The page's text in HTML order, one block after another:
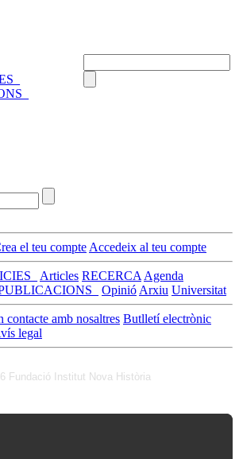
el teu compte Accedeix al teu compte
Articles RECERCA Agenda
Opinió Arxiu Universitat
contacte amb nosaltres Butlletí electrònic
legal
Fundació Institut Nova Història